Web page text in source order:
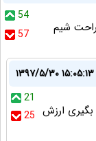
54
57
راحت شیم
۱۳۹۷/۵/۳۰ ۱۵:۰۵:۱۳
21
25 بگیری ارزش